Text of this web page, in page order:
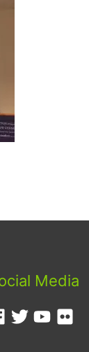
Media